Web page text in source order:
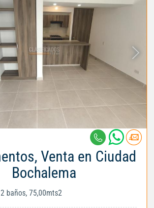
Venta en Ciudad
Bochalema
baños, 75,00mts2